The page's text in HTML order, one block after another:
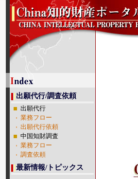
出願代行/調査依頼
出願代行
業務フロー
出願代行依頼
中国知財調査
業務フロー
調査依頼
最新情報/トピックス